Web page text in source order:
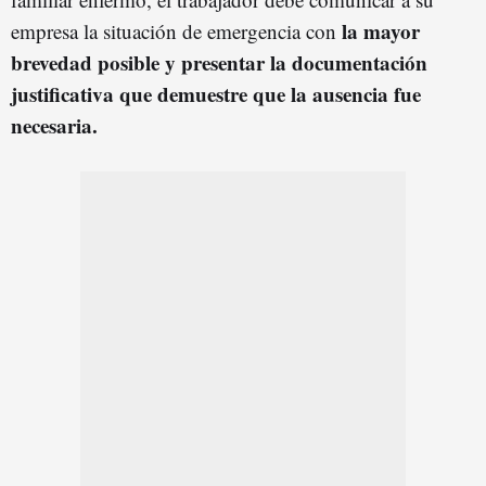
empresa la situación de emergencia con la mayor
brevedad posible y presentar la documentación
justificativa que demuestre que la ausencia fue
necesaria.